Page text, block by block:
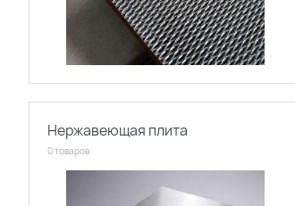
Нержавеющая плита
0 товаров